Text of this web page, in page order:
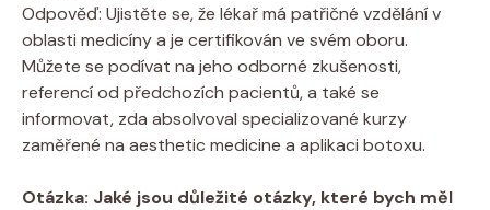
Odpověď: Ujistěte se, že lékař má patřičné vzdělání v
oblasti medicíny a je certifikován ve svém oboru.
Můžete se podívat na jeho odborné zkušenosti,
referencí od předchozích pacientů, a také se
informovat, zda absolvoval specializované kurzy
zaměřené na aesthetic medicine a aplikaci botoxu.
Otázka: Jaké jsou důležité otázky, které bych měl